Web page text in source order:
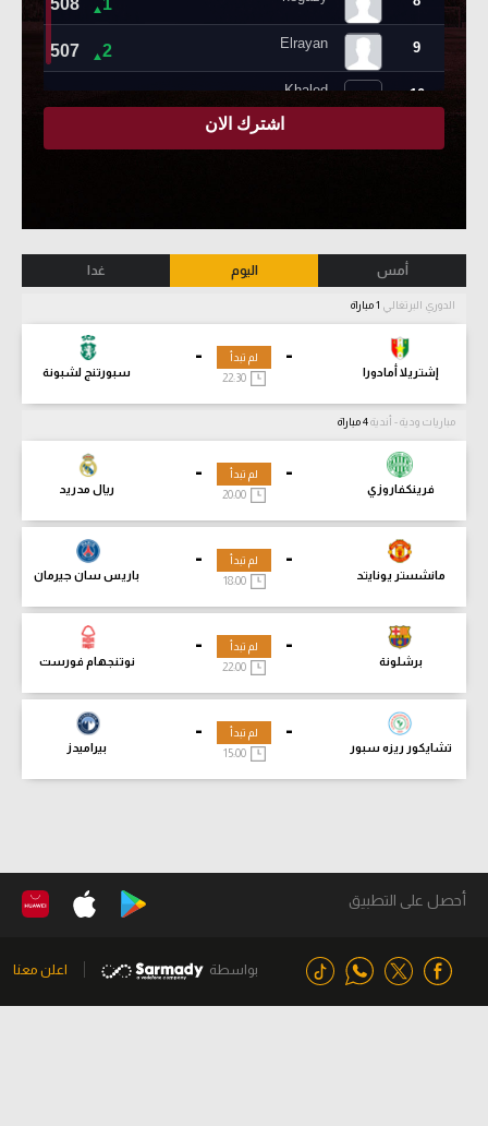
أمس اليوم غدا
الدوري البرتغالي
-
إشتريلا أمادورا
-
سبورتنج لشبونة
لم تبدأ
مباريات ودية - أندية
-
فرينكفاروزي
-
ريال مدريد
لم تبدأ
-
مانشستر يونايتد
-
باريس سان جيرمان
لم تبدأ
18:00
-
برشلونة
-
نوتنجهام فورست
لم تبدأ
-
تشايكور ريزه سبور
-
بيراميدز
لم تبدأ
15:00
أحصل على التطبيق
بواسطة اعلن معنا